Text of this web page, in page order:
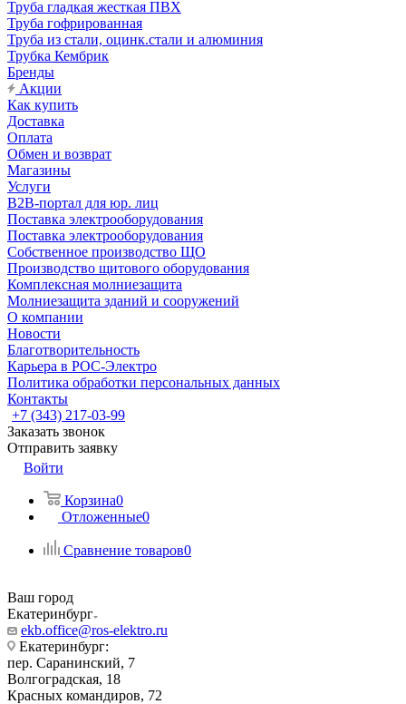
Труба гладкая жесткая ПВХ
Труба гофрированная
Труба из стали, оцинк.стали и алюминия
Трубка Кембрик
Бренды
Акции
Как купить
Доставка
Оплата
Обмен и возврат
Магазины
Услуги
B2B-портал для юр. лиц
Поставка электрооборудования
Поставка электрооборудования
Собственное производство ЩО
Производство щитового оборудования
Комплексная молниезащита
Молниезащита зданий и сооружений
О компании
Новости
Благотворительность
Карьера в РОС-Электро
Политика обработки персональных данных
Контакты
+7 (343) 217-03-99
Заказать звонок
Отправить заявку
Войти
Корзина0
Отложенные0
Сравнение товаров0
Ваш город
Екатеринбург
ekb.office@ros-elektro.ru
Екатеринбург:
пер. Саранинский, 7
Волгоградская, 18
Красных командиров, 72